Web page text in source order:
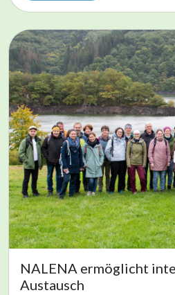
NALENA ermöglicht
Austausch